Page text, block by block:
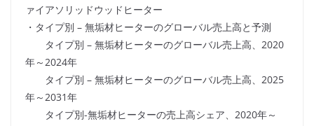
ァイアソリッドウッドヒーター
・タイプ別 – 無垢材ヒーターのグローバル売上高と予測
タイプ別 – 無垢材ヒーターのグローバル売上高、2020
年～2024年
タイプ別 – 無垢材ヒーターのグローバル売上高、2025
年～2031年
タイプ別-無垢材ヒーターの売上高シェア、2020年～